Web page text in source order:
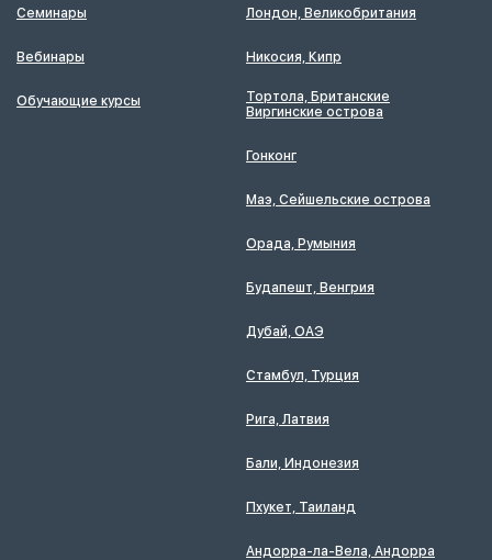
Семинары
Вебинары
Обучающие курсы
Лондон, Великобритания
Никосия, Кипр
Тортола, Британские
Виргинские острова
Гонконг
Маэ, Сейшельские острова
Орада, Румыния
Будапешт, Венгрия
Дубай, ОАЭ
Стамбул, Турция
Рига, Латвия
Бали, Индонезия
Пхукет, Таиланд
Андорра-ла-Вела, Андорра